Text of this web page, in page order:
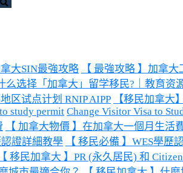
【 最強攻略 】加拿
么选择「加拿大」留学移民?｜教育资
【移民加拿大
Change Visitor Visa to
【 加拿大物價 】在加拿大一個月生活
【 移民必備 】WES學歷
【 移民加拿大 】PR (永久居民) 和